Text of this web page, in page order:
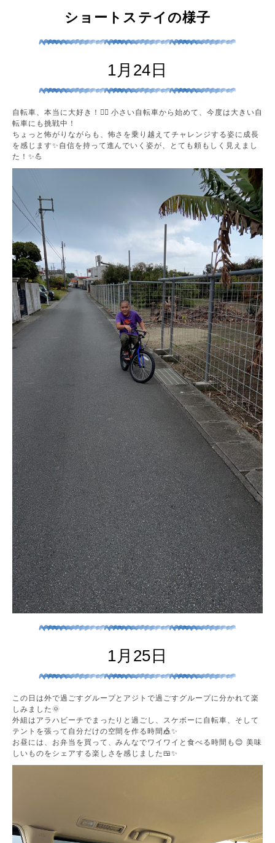
ショートステイの様子
1月24日
自転車、本当に大好き！🚴‍♀️ 小さい自転車から始めて、今度は大きい自
転車にも挑戦中！
ちょっと怖がりながらも、怖さを乗り越えてチャレンジする姿に成長
を感じます✨自信を持って進んでいく姿が、とても頼もしく見えまし
た！✨💪
1月25日
この日は外で過ごすグループとアジトで過ごすグループに分かれて楽
しみました🌞
外組はアラハビーチでまったりと過ごし、スケボーに自転車、そして
テントを張って自分だけの空間を作る時間🎪✨
お昼には、お弁当を買って、みんなでワイワイと食べる時間も😊 美味
しいものをシェアする楽しさを感じました🍱✨